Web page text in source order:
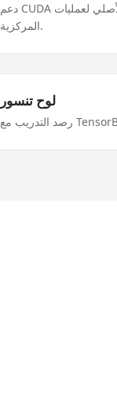
دعم CUDA الأصلي لعمليات TensorFlow. حتى 50 مرة أسرع من وحدة المعالجة
المركزية.
لوح تنسور